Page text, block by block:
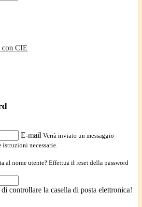
con CIE
E-mail Verrà inviato un messaggio
necessarie.
al nome utente? Effettua il reset della password
controllare la casella di posta elettronica!